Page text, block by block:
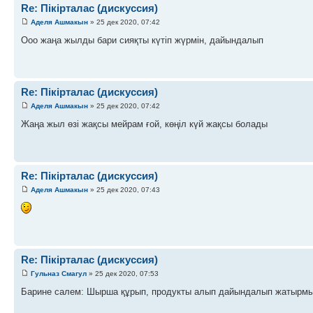
Re: Пікірталас (дискуссия)
Аделя Ашмакын » 25 дек 2020, 07:42
Ооо жаңа жылды бари сияқты күтіп жүрмін, дайындалып
Re: Пікірталас (дискуссия)
Аделя Ашмакын » 25 дек 2020, 07:42
Жаңа жыл өзі жақсы мейрам ғой, көңіл күй жақсы болады
Re: Пікірталас (дискуссия)
Аделя Ашмакын » 25 дек 2020, 07:43
Re: Пікірталас (дискуссия)
Гульназ Смагул » 25 дек 2020, 07:53
Барине салем: Шырша құрып, продукты алып дайындалып